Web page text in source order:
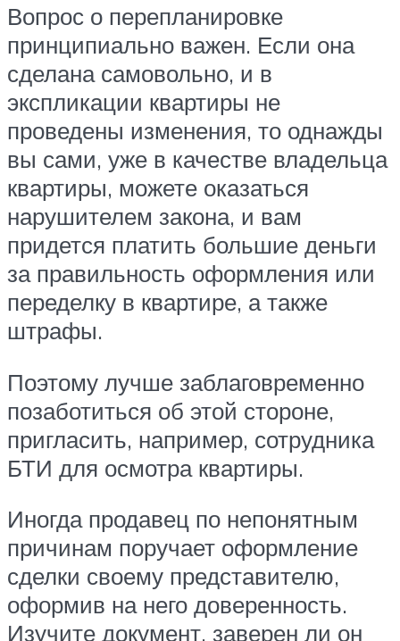
Вопрос о перепланировке
принципиально важен. Если она
сделана самовольно, и в
экспликации квартиры не
проведены изменения, то однажды
вы сами, уже в качестве владельца
квартиры, можете оказаться
нарушителем закона, и вам
придется платить большие деньги
за правильность оформления или
переделку в квартире, а также
штрафы.
Поэтому лучше заблаговременно
позаботиться об этой стороне,
пригласить, например, сотрудника
БТИ для осмотра квартиры.
Иногда продавец по непонятным
причинам поручает оформление
сделки своему представителю,
оформив на него доверенность.
Изучите документ, заверен ли он